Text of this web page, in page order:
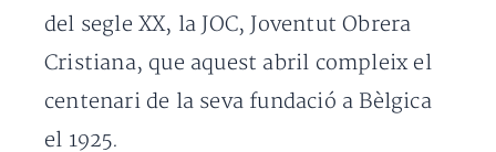
del segle XX, la JOC, Joventut Obrera
Cristiana, que aquest abril compleix el
centenari de la seva fundació a Bèlgica
el 1925.